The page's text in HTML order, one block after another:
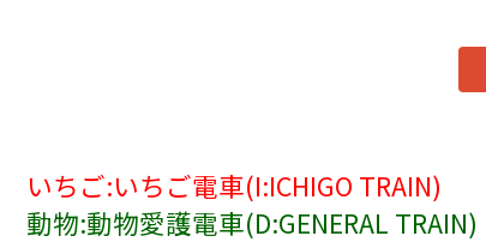
いちご:いちご電車(I:ICHIGO TRAIN)
動物:動物愛護電車(D:GENERAL TRAIN)